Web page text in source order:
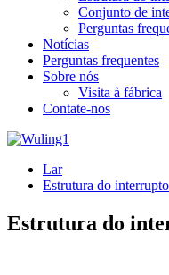
Conjunto de
Perguntas
Notícias
Perguntas frequentes
Sobre nós
Visita à fábrica
Contate-nos
Lar
Estrutura do
Estrutura do